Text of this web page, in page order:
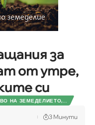
за
от утре,
си
НА ЗЕМЕДЕЛИЕТО,...
3 Минути